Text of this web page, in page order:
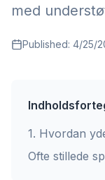
med
Published: 4/25/
1. Hvordan
Ofte stillede